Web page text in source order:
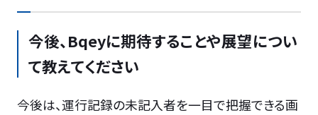
今後、Bqeyに期待することや展望につい
て教えてください
今後は、運行記録の未記入者を一目で把握できる画